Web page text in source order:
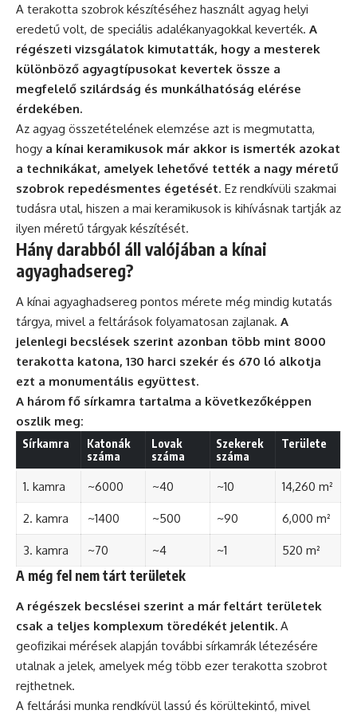
A terakotta szobrok készítéséhez használt agyag helyi
eredetű volt, de speciális adalékanyagokkal keverték. A
régészeti vizsgálatok kimutatták, hogy a mesterek
különböző agyagtípusokat kevertek össze a
megfelelő szilárdság és munkálhatóság elérése
érdekében.
Az agyag összetételének elemzése azt is megmutatta,
hogy a kínai keramikusok már akkor is ismerték azokat
a technikákat, amelyek lehetővé tették a nagy méretű
szobrok repedésmentes égetését. Ez rendkívüli szakmai
tudásra utal, hiszen a mai keramikusok is kihívásnak tartják az
ilyen méretű tárgyak készítését.
Hány darabból áll valójában a kínai
agyaghadsereg?
A kínai agyaghadsereg pontos mérete még mindig kutatás
tárgya, mivel a feltárások folyamatosan zajlanak. A
jelenlegi becslések szerint azonban több mint 8000
terakotta katona, 130 harci szekér és 670 ló alkotja
ezt a monumentális együttest.
A három fő sírkamra tartalma a következőképpen
oszlik meg:
Sírkamra
Katonák
száma
Lovak
száma
Szekerek
száma
Területe
1. kamra ~6000 ~40 ~10 14,260 m²
2. kamra ~1400 ~500 ~90 6,000 m²
3. kamra ~70 ~4 ~1 520 m²
A még fel nem tárt területek
A régészek becslései szerint a már feltárt területek
csak a teljes komplexum töredékét jelentik. A
geofizikai mérések alapján további sírkamrák létezésére
utalnak a jelek, amelyek még több ezer terakotta szobrot
rejthetnek.
A feltárási munka rendkívül lassú és körültekintő, mivel